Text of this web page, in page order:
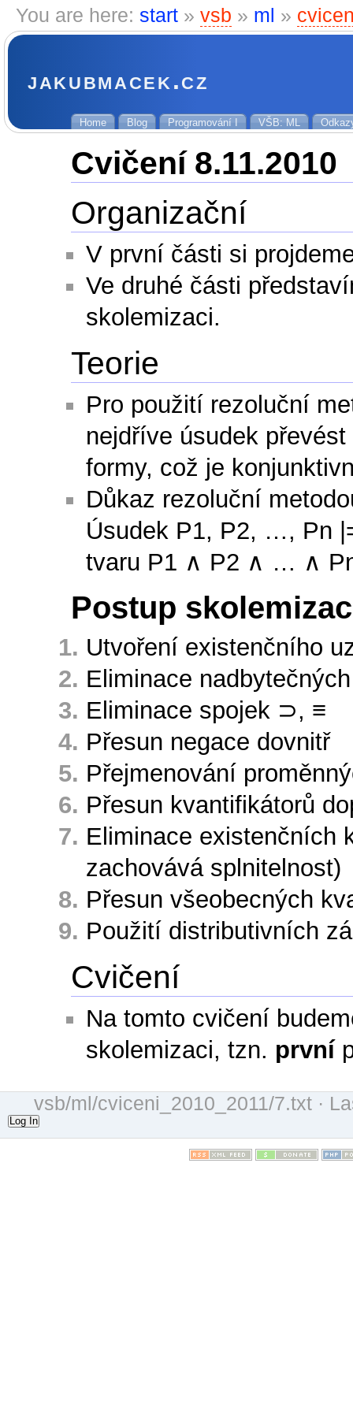
You are here: start » vsb » ml »
jakubmacek.cz
Home Blog Programování I VŠB: ML
Cvičení 8.11.2010
Organizační
V první části si
Ve druhé části
skolemizaci.
Teorie
Pro použití rezoluční
nejdříve úsudek
formy, což je
Důkaz rezoluční
Úsudek P1, P2, …, Pn
tvaru P1 ∧ P2 ∧ … ∧
Postup
Utvoření existenčního
Eliminace
Eliminace spojek ⊃, ≡
Přesun negace dovnitř
Přejmenování
Přesun kvantifikátorů
Eliminace existenčních
zachovává splnitelnost)
Přesun všeobecných
Použití distributivních
Cvičení
Na tomto cvičení
skolemizaci, tzn. první
vsb/ml/cviceni_2010_2011/7.txt·
Log In